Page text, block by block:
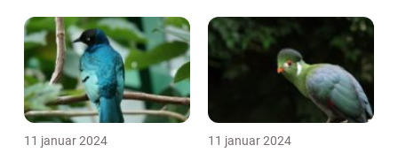
11 januar 2024 11 januar 2024